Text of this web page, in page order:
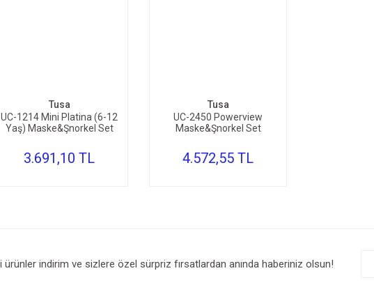
Tusa
UC-1214 Mini Platina (6-12
Yaş) Maske&Şnorkel Set
3.691,10 TL
Tusa
UC-2450 Powerview
Maske&Şnorkel Set
4.572,55 TL
ürünler indirim ve sizlere özel sürpriz fırsatlardan anında haberiniz olsun!